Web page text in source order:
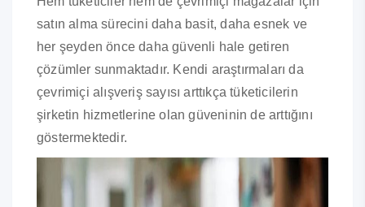
satın alma sürecini daha basit, daha esnek ve
her şeyden önce daha güvenli hale getiren
çözümler sunmaktadır. Kendi araştırmaları da
çevrimiçi alışveriş sayısı arttıkça tüketicilerin
şirketin hizmetlerine olan güveninin de arttığını
göstermektedir.